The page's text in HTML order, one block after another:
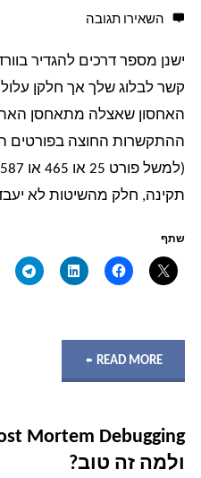
השאירו תגובה
קשר לבלוג שלך אך חלקן
האחסון שאצלה מתאחסן
ההתקשרות החוצה בפורטים
תקינה, חלק מהשיטות לא
שתף
READ MORE "איך
בקלות
ולמה זה טוב?